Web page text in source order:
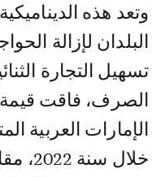
وتعد هذه
البلدان لإزالة
تسهيل التجارة
الصرف، فاقت